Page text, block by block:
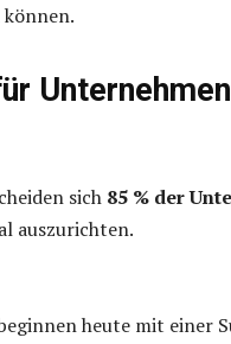
sich 85 % der
auszurichten.
heute mit einer